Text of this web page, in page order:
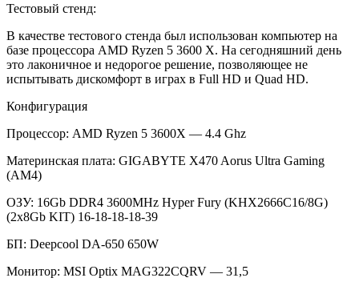
Тестовый стенд:
В качестве тестового стенда был использован компьютер на
базе процессора AMD Ryzen 5 3600 Х. На сегодняшний день
это лаконичное и недорогое решение, позволяющее не
испытывать дискомфорт в играх в Full HD и Quad HD.
Конфигурация
Процессор: AMD Ryzen 5 3600Х — 4.4 Ghz
Материнская плата: GIGABYTE X470 Aorus Ultra Gaming
(AM4)
ОЗУ: 16Gb DDR4 3600MHz Hyper Fury (KHX2666C16/8G)
(2x8Gb KIT) 16-18-18-18-39
БП: Deepcool DA-650 650W
Монитор: MSI Optix MAG322CQRV — 31,5